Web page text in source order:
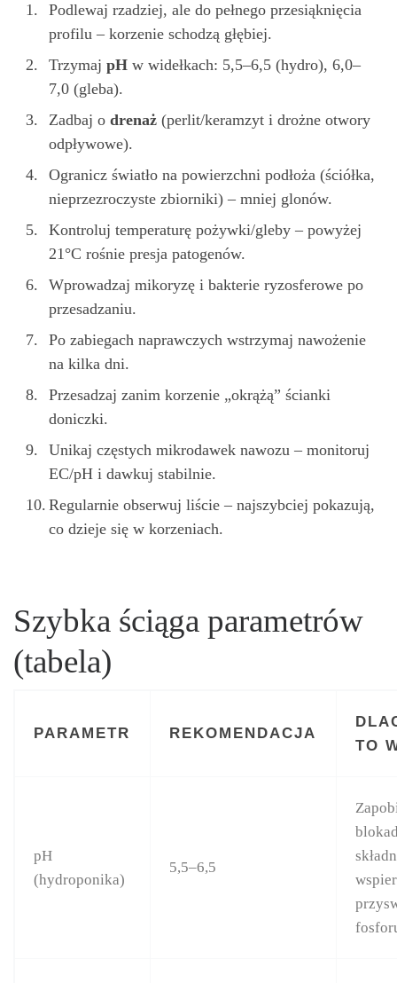
Podlewaj rzadziej, ale do pełnego przesiąknięcia
profilu – korzenie schodzą głębiej.
Trzymaj pH w widełkach: 5,5–6,5 (hydro), 6,0–
7,0 (gleba).
Zadbaj o drenaż (perlit/keramzyt i drożne otwory
odpływowe).
Ogranicz światło na powierzchni podłoża (ściółka,
nieprzezroczyste zbiorniki) – mniej glonów.
Kontroluj temperaturę pożywki/gleby – powyżej
21°C rośnie presja patogenów.
Wprowadzaj mikoryzę i bakterie ryzosferowe po
przesadzaniu.
Po zabiegach naprawczych wstrzymaj nawożenie
na kilka dni.
Przesadzaj zanim korzenie „okrążą” ścianki
doniczki.
Unikaj częstych mikrodawek nawozu – monitoruj
EC/pH i dawkuj stabilnie.
Regularnie obserwuj liście – najszybciej pokazują,
co dzieje się w korzeniach.
Szybka ściąga parametrów
(tabela)
PARAMETR REKOMENDACJA
TO
pH
(hydroponika)
5,5–6,5